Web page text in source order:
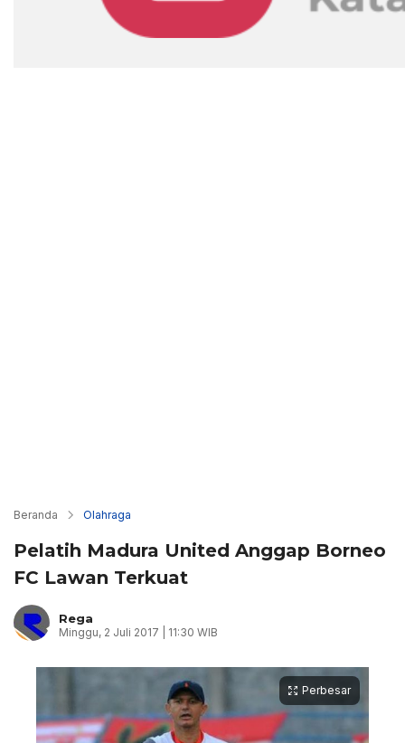
Beranda Olahraga
Pelatih Madura United Anggap Borneo
FC Lawan Terkuat
Rega
Minggu, 2 Juli 2017 | 11:30 WIB
Perbesar